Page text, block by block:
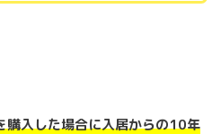
購入した場合に入居からの10年